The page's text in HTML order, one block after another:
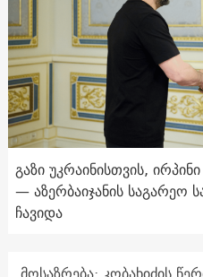
გაზი უკრაინისთვის,
— აზერბაიჯანის საგარეო
ჩავიდა